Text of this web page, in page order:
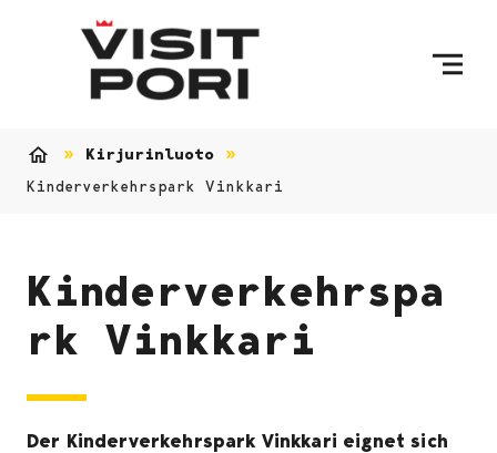
Kirjurinluoto
Kinderverkehrspark Vinkkari
Kinderverkehrspa
rk Vinkkari
Der Kinderverkehrspark Vinkkari eignet sich